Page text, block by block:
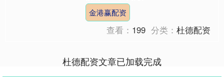
金港赢配资
查看： 199 分类：杜德配资
杜德配资文章已加载完成